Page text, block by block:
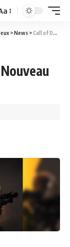
>News >Call of Duty: Black Ops 4 – Nouveau véhicule dans Blackout !